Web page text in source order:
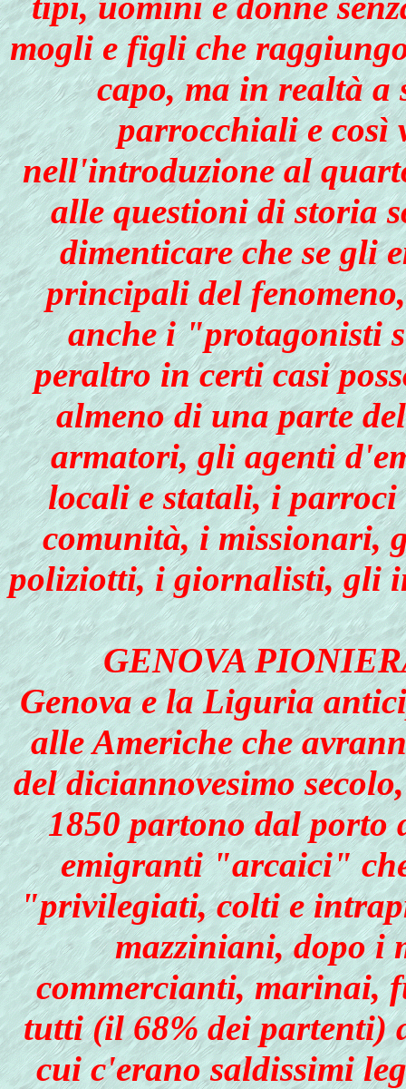
mogli e figli che
capo, ma in realtà a
parrocchiali e così
nell'introduzione al
alle questioni di storia
dimenticare che se gli
principali del
anche i "protagonisti
peraltro in certi casi
almeno di una parte
armatori, gli agenti
locali e statali, i parroci
comunità, i missionari,
poliziotti, i giornalisti, gli
GENOVA
Genova e la Liguria
alle Americhe che
del diciannovesimo
1850 partono dal porto
emigranti "arcaici" che
"privilegiati, colti e
mazziniani, dopo
commercianti, marinai,
tutti (il 68% dei partenti)
cui c'erano saldissimi